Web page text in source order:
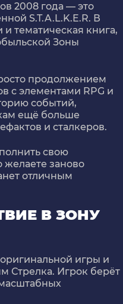
2008 года — это
S.T.A.L.K.E.R. В
тематическая книга,
Зоны
продолжением
с элементами RPG и
событий,
ещё больше
и сталкеров.
свою
желаете заново
отличным
В ЗОНУ
игры и
Стрелка. Игрок берёт